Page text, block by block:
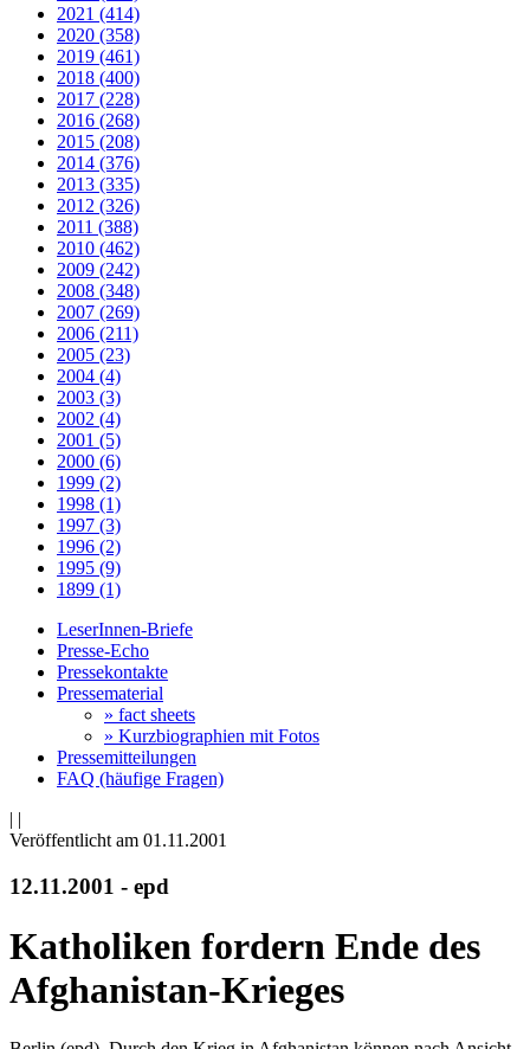
2021 (414)
2020 (358)
2019 (461)
2018 (400)
2017 (228)
2016 (268)
2015 (208)
2014 (376)
2013 (335)
2012 (326)
2011 (388)
2010 (462)
2009 (242)
2008 (348)
2007 (269)
2006 (211)
2005 (23)
2004 (4)
2003 (3)
2002 (4)
2001 (5)
2000 (6)
1999 (2)
1998 (1)
1997 (3)
1996 (2)
1995 (9)
1899 (1)
LeserInnen-Briefe
Presse-Echo
Pressekontakte
Pressematerial
» fact sheets
» Kurzbiographien mit Fotos
Pressemitteilungen
FAQ (häufige Fragen)
| |
Veröffentlicht am 01­.11.2001
12.11.2001 - epd
Katholiken fordern Ende des
Afghanistan-Krieges